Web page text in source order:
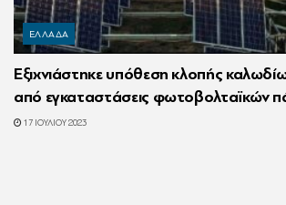
ΕΛΛΑΔΑ
Εξιχνιάστηκε υπόθεση κλοπής
από εγκαταστάσεις φωτοβολταϊκών
17 ΙΟΥΛΊΟΥ 2023